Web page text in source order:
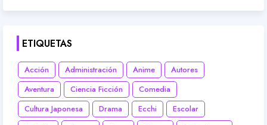
ETIQUETAS
Acción Administración Anime
Autores
Aventura
Ciencia Ficción
Comedia
Cultura Japonesa
Drama Ecchi
Escolar